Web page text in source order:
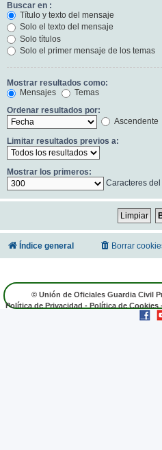
Buscar en :
Título y texto del mensaje
Solo el texto del mensaje
Solo títulos
Solo el primer mensaje de los temas
Mostrar resultados como:
Mensajes
Temas
Ordenar resultados por:
Ascendente
Limitar resultados previos a:
Mostrar los primeros:
Caracteres
Índice general Borrar
© Unión de Oficiales Guardia Civil
Política de Privacidad - Política de Cookies